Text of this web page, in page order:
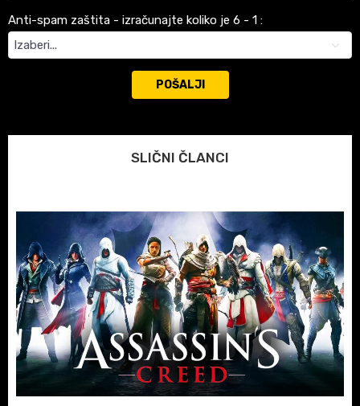
Anti-spam zaštita - izračunajte koliko je 6 - 1 :
POŠALJI
SLIČNI ČLANCI